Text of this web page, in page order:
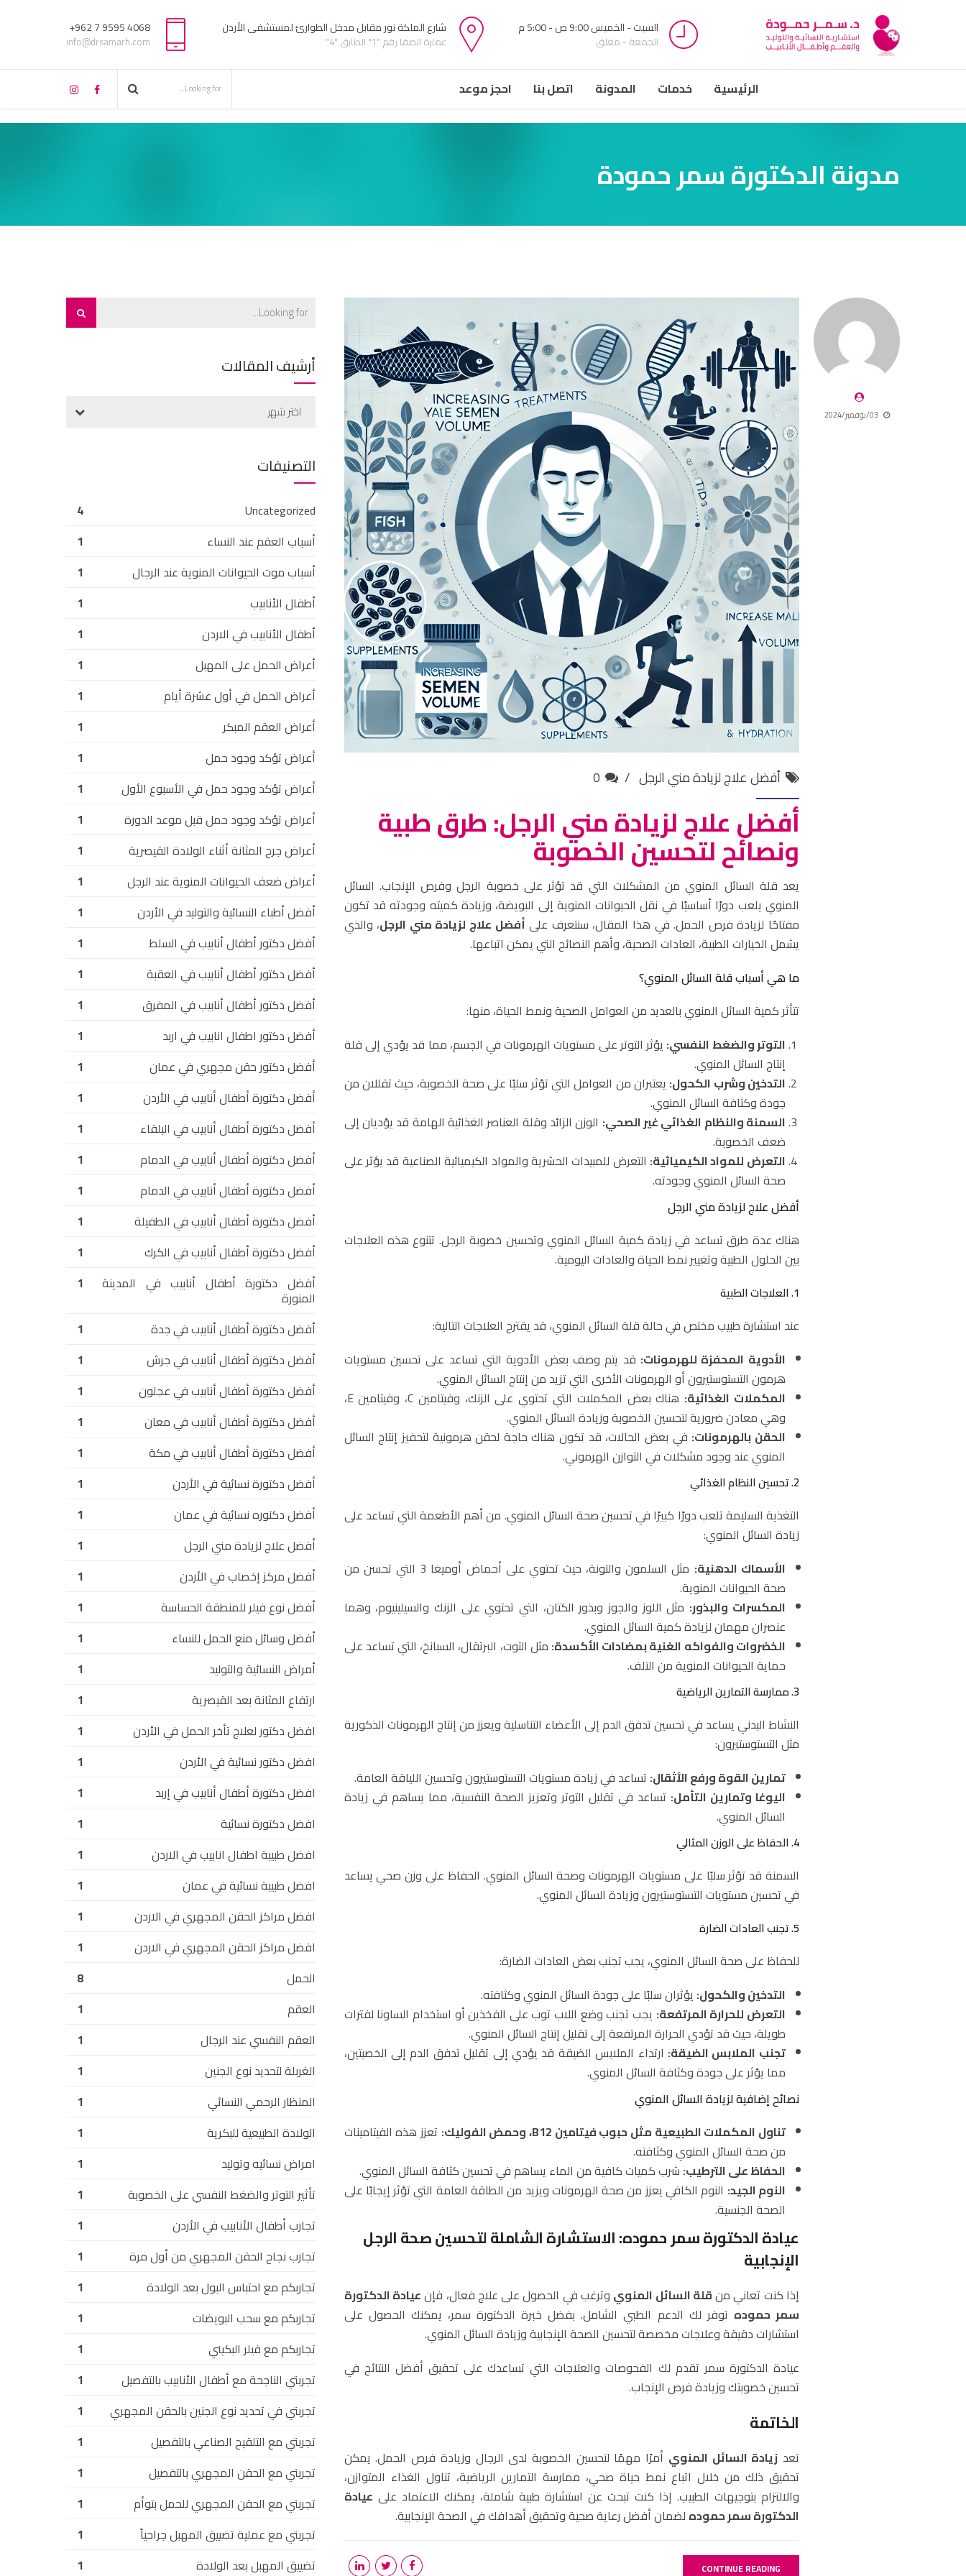
السبت - الخميس 9:00 ص - 5:00 م
الجمعة - مغلق
شارع الملكة نور مقابل مدخل الطوارئ لمستشفى الأردن
عمارة الصفا رقم "1" الطابق "4"
4068 9595 7 962+
info@drsamarh.com
الرئيسية خدمات المدونة اتصل بنا احجز موعد
مدونة الدكتورة سمر حمودة
03/نوفمبر/2024
أفضل علاج لزيادة مني الرجل 0
أفضل علاج لزيادة مني الرجل: طرق طبية
ونصائح لتحسين الخصوبة
يعد قلة السائل المنوي من المشكلات التي قد تؤثر على خصوبة الرجل وفرص الإنجاب. السائل
المنوي يلعب دورًا أساسيًا في نقل الحيوانات المنوية إلى البويضة، وزيادة كميته وجودته قد تكون
مفتاحًا لزيادة فرص الحمل. في هذا المقال، سنتعرف على أفضل علاج لزيادة مني الرجل، والذي
يشمل الخيارات الطبية، العادات الصحية، وأهم النصائح التي يمكن اتباعها.
ما هي أسباب قلة السائل المنوي؟
تتأثر كمية السائل المنوي بالعديد من العوامل الصحية ونمط الحياة، منها:
التوتر والضغط النفسي: يؤثر التوتر على مستويات الهرمونات في الجسم، مما قد يؤدي إلى قلة
إنتاج السائل المنوي.
التدخين وشرب الكحول: يعتبران من العوامل التي تؤثر سلبًا على صحة الخصوبة، حيث تقللان من
جودة وكثافة السائل المنوي.
السمنة والنظام الغذائي غير الصحي: الوزن الزائد وقلة العناصر الغذائية الهامة قد يؤديان إلى
ضعف الخصوبة.
التعرض للمواد الكيميائية: التعرض للمبيدات الحشرية والمواد الكيميائية الصناعية قد يؤثر على
صحة السائل المنوي وجودته.
أفضل علاج لزيادة مني الرجل
هناك عدة طرق تساعد في زيادة كمية السائل المنوي وتحسين خصوبة الرجل. تتنوع هذه العلاجات
بين الحلول الطبية وتغيير نمط الحياة والعادات اليومية.
1. العلاجات الطبية
عند استشارة طبيب مختص في حالة قلة السائل المنوي، قد يقترح العلاجات التالية:
الأدوية المحفزة للهرمونات: قد يتم وصف بعض الأدوية التي تساعد على تحسين مستويات
هرمون التستوستيرون أو الهرمونات الأخرى التي تزيد من إنتاج السائل المنوي.
المكملات الغذائية:
هناك بعض المكملات التي تحتوي على الزنك، وفيتامين C، وفيتامين E،
وهي معادن ضرورية لتحسين الخصوبة وزيادة السائل المنوي.
الحقن بالهرمونات: في بعض الحالات، قد تكون هناك حاجة لحقن هرمونية لتحفيز إنتاج السائل
المنوي عند وجود مشكلات في التوازن الهرموني.
2. تحسين النظام الغذائي
التغذية السليمة تلعب دورًا كبيرًا في تحسين صحة السائل المنوي. من أهم الأطعمة التي تساعد على
زيادة السائل المنوي:
الأسماك الدهنية:
مثل السلمون والتونة، حيث تحتوي على أحماض أوميغا 3 التي تحسن من
صحة الحيوانات المنوية.
المكسرات والبذور: مثل اللوز والجوز وبذور الكتان، التي تحتوي على الزنك والسيلينيوم، وهما
عنصران مهمان لزيادة كمية السائل المنوي.
الخضروات والفواكه الغنية بمضادات الأكسدة: مثل التوت، البرتقال، السبانخ، التي تساعد على
حماية الحيوانات المنوية من التلف.
3. ممارسة التمارين الرياضية
النشاط البدني يساعد في تحسين تدفق الدم إلى الأعضاء التناسلية ويعزز من إنتاج الهرمونات الذكورية
مثل التستوستيرون:
تمارين القوة ورفع الأثقال: تساعد في زيادة مستويات التستوستيرون وتحسين اللياقة العامة.
اليوغا وتمارين التأمل: تساعد في تقليل التوتر وتعزيز الصحة النفسية، مما يساهم في زيادة
السائل المنوي.
4. الحفاظ على الوزن المثالي
السمنة قد تؤثر سلبًا على مستويات الهرمونات وصحة السائل المنوي. الحفاظ على وزن صحي يساعد
في تحسين مستويات التستوستيرون وزيادة السائل المنوي.
5. تجنب العادات الضارة
للحفاظ على صحة السائل المنوي، يجب تجنب بعض العادات الضارة:
التدخين والكحول: يؤثران سلبًا على جودة السائل المنوي وكثافته.
التعرض للحرارة المرتفعة: يجب تجنب وضع اللاب توب على الفخذين أو استخدام الساونا لفترات
طويلة، حيث قد تؤدي الحرارة المرتفعة إلى تقليل إنتاج السائل المنوي.
تجنب الملابس الضيقة: ارتداء الملابس الضيقة قد يؤدي إلى تقليل تدفق الدم إلى الخصيتين،
مما يؤثر على جودة وكثافة السائل المنوي.
نصائح إضافية لزيادة السائل المنوي
تناول المكملات الطبيعية مثل حبوب فيتامين B12، وحمض الفوليك:
تعزز هذه الفيتامينات
من صحة السائل المنوي وكثافته.
الحفاظ على الترطيب: شرب كميات كافية من الماء يساهم في تحسين كثافة السائل المنوي.
النوم الجيد: النوم الكافي يعزز من صحة الهرمونات ويزيد من الطاقة العامة التي تؤثر إيجابًا على
الصحة الجنسية.
عيادة الدكتورة سمر حموده: الاستشارة الشاملة لتحسين صحة الرجل
الإنجابية
إذا كنت تعاني منقلة السائل المنوي وترغب في الحصول على علاج فعال، فإنعيادة الدكتورة
سمر حموده توفر لك الدعم الطبي الشامل. بفضل خبرة الدكتورة سمر، يمكنك الحصول على
استشارات دقيقة وعلاجات مخصصة لتحسين الصحة الإنجابية وزيادة السائل المنوي.
عيادة الدكتورة سمر تقدم لك الفحوصات والعلاجات التي تساعدك على تحقيق أفضل النتائج في
تحسين خصوبتك وزيادة فرص الإنجاب.
الخاتمة
تعد زيادة السائل المنوي أمرًا مهمًا لتحسين الخصوبة لدى الرجال وزيادة فرص الحمل. يمكن
تحقيق ذلك من خلال اتباع نمط حياة صحي، ممارسة التمارين الرياضية، تناول الغذاء المتوازن،
والالتزام بتوجيهات الطبيب. إذا كنت تبحث عن استشارة طبية شاملة، يمكنك الاعتماد على عيادة
الدكتورة سمر حموده لضمان أفضل رعاية صحية وتحقيق أهدافك في الصحة الإنجابية.
CONTINUE READING
أرشيف المقالات
اختر شهر
التصنيفات
Uncategorized
4
أسباب العقم عند النساء
1
أسباب موت الحيوانات المنوية عند الرجال
1
أطفال الأنابيب
1
أطفال الأنابيب في الاردن
1
أعراض الحمل على المهبل
1
أعراض الحمل في أول عشرة أيام
1
أعراض العقم المبكر
1
أعراض تؤكد وجود حمل
1
أعراض تؤكد وجود حمل في الأسبوع الأول
1
أعراض تؤكد وجود حمل قبل موعد الدورة
1
أعراض جرح المثانة أثناء الولادة القيصرية
1
أعراض ضعف الحيوانات المنوية عند الرجل
1
أفضل أطباء النسائية والتوليد في الأردن
1
أفضل دكتور أطفال أنابيب في السلط
1
أفضل دكتور أطفال أنابيب في العقبة
1
أفضل دكتور أطفال أنابيب في المفرق
1
أفضل دكتور اطفال انابيب في اربد
1
أفضل دكتور حقن مجهري في عمان
1
أفضل دكتورة أطفال أنابيب في الأردن
1
أفضل دكتورة أطفال أنابيب في البلقاء
1
أفضل دكتورة أطفال أنابيب في الدمام
1
أفضل دكتورة أطفال أنابيب في الدمام
1
أفضل دكتورة أطفال أنابيب في الطفيلة
1
أفضل دكتورة أطفال أنابيب في الكرك
1
أفضل دكتورة أطفال أنابيب في المدينة
المنورة
1
أفضل دكتورة أطفال أنابيب في جدة
1
أفضل دكتورة أطفال أنابيب في جرش
1
أفضل دكتورة أطفال أنابيب في عجلون
1
أفضل دكتورة أطفال أنابيب في معان
1
أفضل دكتورة أطفال أنابيب في مكة
1
أفضل دكتورة نسائية في الأردن
1
أفضل دكتوره نسائية في عمان
1
أفضل علاج لزيادة مني الرجل
1
أفضل مركز إخصاب في الأردن
1
أفضل نوع فيلر للمنطقة الحساسة
1
أفضل وسائل منع الحمل للنساء
1
أمراض النسائية والتوليد
1
ارتفاع المثانة بعد القيصرية
1
افضل دكتور لعلاج تأخر الحمل في الأردن
1
افضل دكتور نسائية في الأردن
1
افضل دكتورة أطفال أنابيب في إربد
1
افضل دكتورة نسائية
1
افضل طبيبة اطفال انابيب في الاردن
1
افضل طبيبة نسائية في عمان
1
افضل مراكز الحقن المجهري في الاردن
1
افضل مراكز الحقن المجهري في الاردن
1
الحمل
8
العقم
1
العقم النفسي عند الرجال
1
الغربلة لتحديد نوع الجنين
1
المنظار الرحمي النسائي
1
الولادة الطبيعية للبكرية
1
امراض نسائيه وتوليد
1
تأثير التوتر والضغط النفسي على الخصوبة
1
تجارب أطفال الأنابيب في الأردن
1
تجارب نجاح الحقن المجهري من أول مرة
1
تجاربكم مع احتباس البول بعد الولادة
1
تجاربكم مع سحب البويضات
1
تجاربكم مع فيلر البكيني
1
تجربتي الناجحة مع أطفال الأنابيب بالتفصيل
1
تجربتي في تحديد نوع الجنين بالحقن المجهري
1
تجربتي مع التلقيح الصناعي بالتفصيل
1
تجربتي مع الحقن المجهري بالتفصيل
1
تجربتي مع الحقن المجهري للحمل بتوأم
1
تجربتي مع عملية تضييق المهبل جراحياً
1
تضييق المهبل بعد الولادة
1